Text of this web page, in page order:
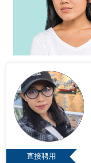
直接聘用